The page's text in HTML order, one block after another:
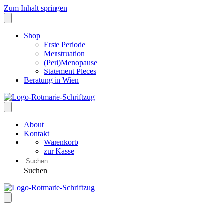
Zum Inhalt springen
Shop
Erste Periode
Menstruation
(Peri)Menopause
Statement Pieces
Beratung in Wien
About
Kontakt
Warenkorb
zur Kasse
Suchen